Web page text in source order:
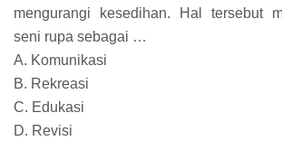
mengurangi kesedihan. Hal tersebut
seni rupa sebagai …
A. Komunikasi
B. Rekreasi
C. Edukasi
D. Revisi